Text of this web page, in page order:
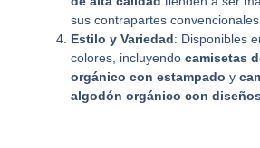
sus contrapartes convencionales.
Estilo y Variedad: Disponibles
colores, incluyendo camisetas
orgánico con estampado y
algodón orgánico con